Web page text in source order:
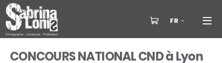
FR
CONCOURS NATIONAL CND à Lyon